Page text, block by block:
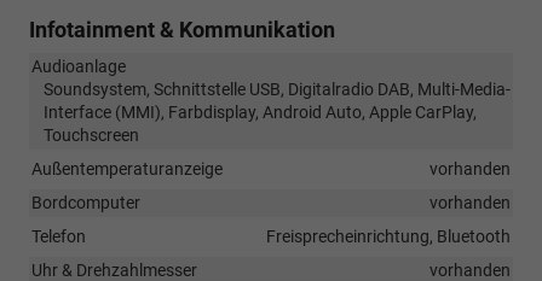
Infotainment & Kommunikation
Audioanlage
Soundsystem, Schnittstelle USB, Digitalradio DAB, Multi-Media-
Interface (MMI), Farbdisplay, Android Auto, Apple CarPlay,
Touchscreen
Außentemperaturanzeige
vorhanden
Bordcomputer
vorhanden
Telefon
Freisprecheinrichtung, Bluetooth
Uhr & Drehzahlmesser
vorhanden